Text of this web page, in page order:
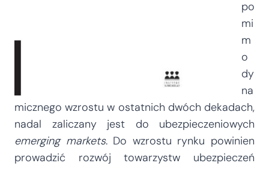
po
mi
m
o
dy
na
micznego wzrostu w ostatnich dwóch dekadach,
nadal zaliczany jest do ubezpieczeniowych
emerging markets. Do wzrostu rynku powinien
prowadzić rozwój towarzystw ubezpieczeń